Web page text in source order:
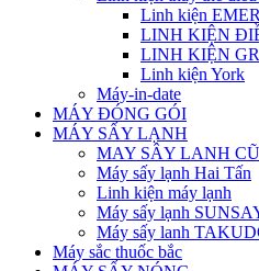
Linh kiện
LINH KIỆN
LINH KIỆN
Linh kiện York
Máy-in-date
MÁY ĐÓNG GÓI
MÁY SẤY LẠNH
MAY SÂY LANH CŨ
Máy sấy lạnh Hai Tấn
Linh kiện máy lạnh
Máy sấy lạnh
Máy sấy lanh
Máy sắc thuốc bắc